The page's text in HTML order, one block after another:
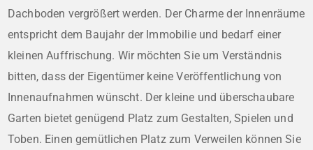
Dachboden vergrößert werden. Der Charme der Innenräume
entspricht dem Baujahr der Immobilie und bedarf einer
kleinen Auffrischung. Wir möchten Sie um Verständnis
bitten, dass der Eigentümer keine Veröffentlichung von
Innenaufnahmen wünscht. Der kleine und überschaubare
Garten bietet genügend Platz zum Gestalten, Spielen und
Toben. Einen gemütlichen Platz zum Verweilen können Sie